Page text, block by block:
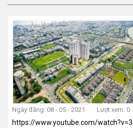
Ngày đăng: 08 - 05 - 2021 Lượt xem: 0
https://www.youtube.com/